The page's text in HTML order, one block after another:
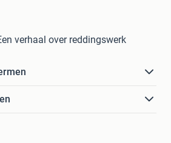
verhaal over reddingswerk